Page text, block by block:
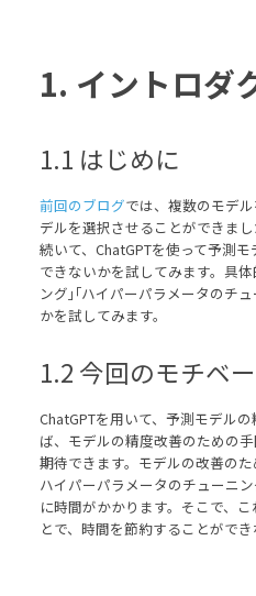
1. イントロダ
1.1 はじめに
前回のブログでは、複数のモデ
デルを選択させることができまし
続いて、ChatGPTを使って予測
できないかを試してみます。具
ング｣｢ハイパーパラメータのチ
かを試してみます。
1.2 今回のモチベ
ChatGPTを用いて、予測モデル
ば、モデルの精度改善のための
期待できます。モデルの改善のた
ハイパーパラメータのチューニ
に時間がかかります。そこで、
とで、時間を節約することができ